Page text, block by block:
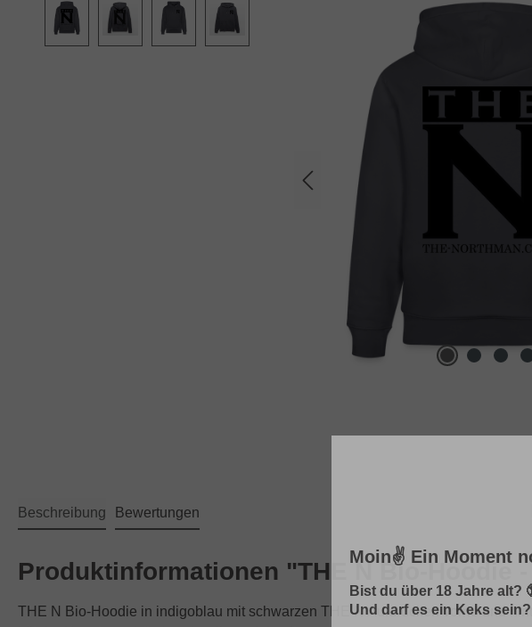
Beschreibung Bewertungen
Produktinformationen "THE N Bio-Hoodie -
THE N Bio-Hoodie in indigoblau mit schwarzen THE N Aufdrucken vorne und
Moin✌️ Ein Moment
Bist du über 18 Jahre alt?
Und darf es ein Keks sein?